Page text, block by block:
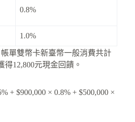
0.8%
1.0%
單雙幣卡新臺幣一般消費共計
得12,800元現金回饋。
+ $900,000 × 0.8% + $500,000 ×